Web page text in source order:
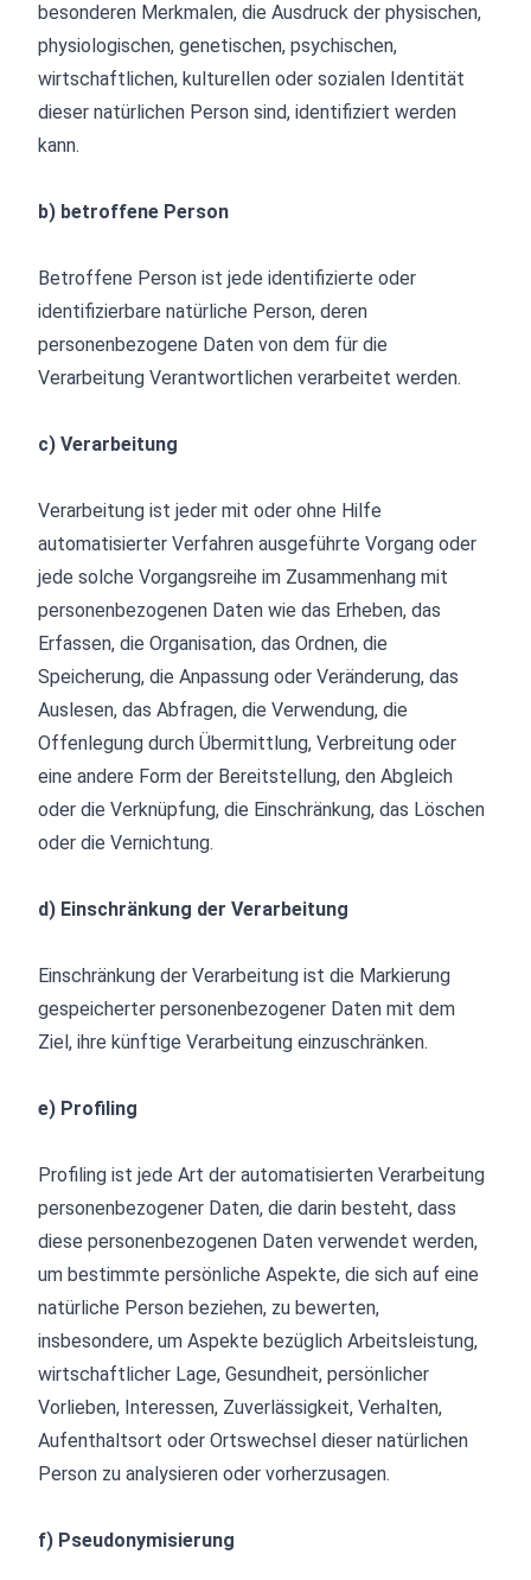
besonderen Merkmalen, die Ausdruck der physischen,
physiologischen, genetischen, psychischen,
wirtschaftlichen, kulturellen oder sozialen Identität
dieser natürlichen Person sind, identifiziert werden
kann.
b) betroffene Person
Betroffene Person ist jede identifizierte oder
identifizierbare natürliche Person, deren
personenbezogene Daten von dem für die
Verarbeitung Verantwortlichen verarbeitet werden.
c) Verarbeitung
Verarbeitung ist jeder mit oder ohne Hilfe
automatisierter Verfahren ausgeführte Vorgang oder
jede solche Vorgangsreihe im Zusammenhang mit
personenbezogenen Daten wie das Erheben, das
Erfassen, die Organisation, das Ordnen, die
Speicherung, die Anpassung oder Veränderung, das
Auslesen, das Abfragen, die Verwendung, die
Offenlegung durch Übermittlung, Verbreitung oder
eine andere Form der Bereitstellung, den Abgleich
oder die Verknüpfung, die Einschränkung, das Löschen
oder die Vernichtung.
d) Einschränkung der Verarbeitung
Einschränkung der Verarbeitung ist die Markierung
gespeicherter personenbezogener Daten mit dem
Ziel, ihre künftige Verarbeitung einzuschränken.
e) Profiling
Profiling ist jede Art der automatisierten Verarbeitung
personenbezogener Daten, die darin besteht, dass
diese personenbezogenen Daten verwendet werden,
um bestimmte persönliche Aspekte, die sich auf eine
natürliche Person beziehen, zu bewerten,
insbesondere, um Aspekte bezüglich Arbeitsleistung,
wirtschaftlicher Lage, Gesundheit, persönlicher
Vorlieben, Interessen, Zuverlässigkeit, Verhalten,
Aufenthaltsort oder Ortswechsel dieser natürlichen
Person zu analysieren oder vorherzusagen.
f) Pseudonymisierung